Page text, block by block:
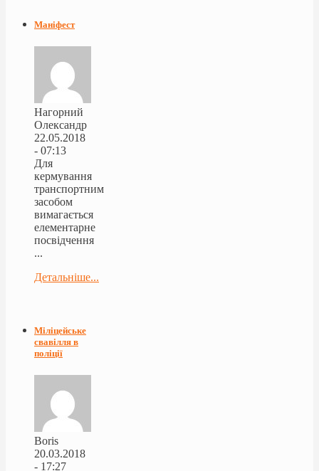
Маніфест
Нагорний
Олександр
22.05.2018
- 07:13
Для
кермування
транспортним
засобом
вимагається
елементарне
посвідчення
...
Детальніше...
Міліцейське
свавілля в
поліції
Boris
20.03.2018
- 17:27